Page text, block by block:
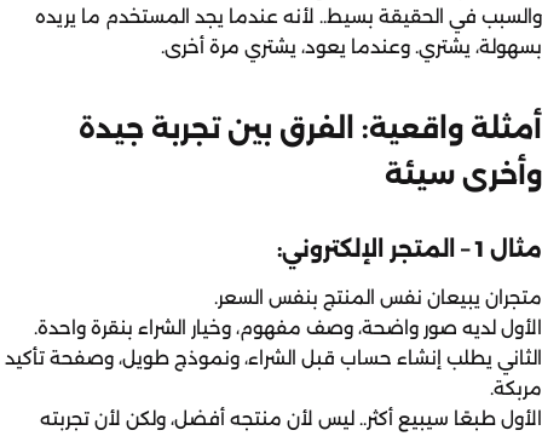
والسبب في الحقيقة بسيط.. لأنه عندما يجد المستخدم ما يريده
بسهولة، يشتري. وعندما يعود، يشتري مرة أخرى.
أمثلة واقعية: الفرق بين تجربة جيدة
وأخرى سيئة
مثال 1 – المتجر الإلكتروني:
متجران يبيعان نفس المنتج بنفس السعر.
الأول لديه صور واضحة، وصف مفهوم، وخيار الشراء بنقرة واحدة.
الثاني يطلب إنشاء حساب قبل الشراء، ونموذج طويل، وصفحة تأكيد
مربكة.
الأول طبعًا سيبيع أكثر.. ليس لأن منتجه أفضل، ولكن لأن تجربته